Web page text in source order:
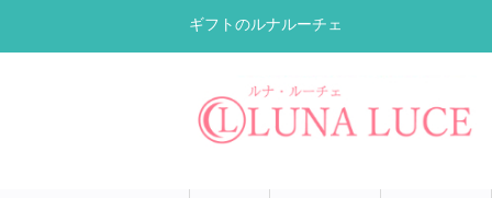
ギフトのルナルーチェ